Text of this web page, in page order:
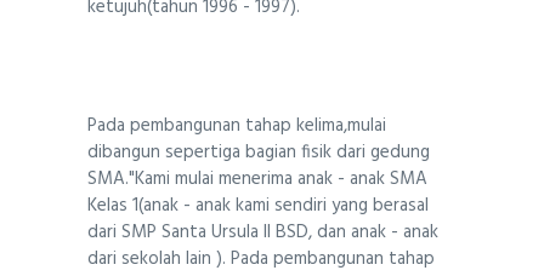
ketujuh(tahun 1996 - 1997).
Pada pembangunan tahap kelima,mulai
dibangun sepertiga bagian fisik dari gedung
SMA."Kami mulai menerima anak - anak SMA
Kelas 1(anak - anak kami sendiri yang berasal
dari SMP Santa Ursula II BSD, dan anak - anak
dari sekolah lain ). Pada pembangunan tahap